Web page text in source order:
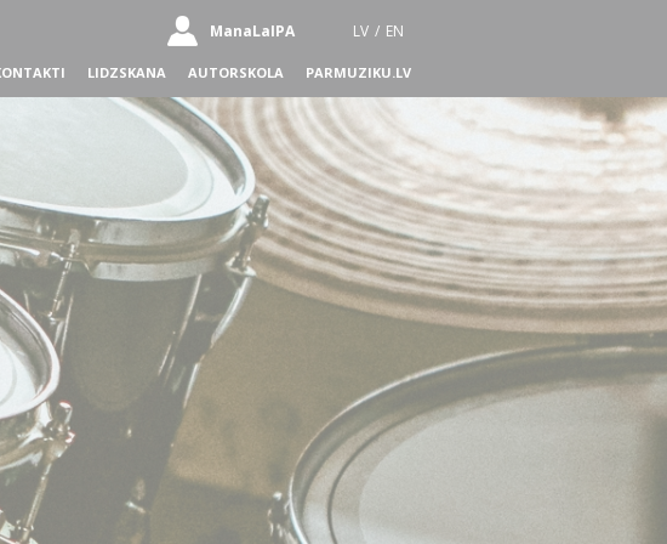
ManaLaIPA LV / EN
LIDZSKANA AUTORSKOLA PARMUZIKU.LV